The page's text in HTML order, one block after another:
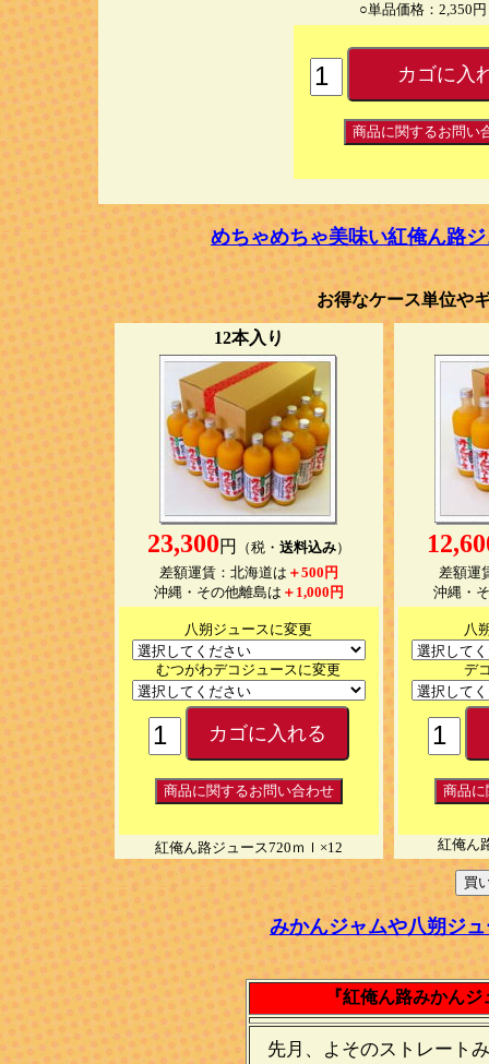
○単品価格：2,350
めちゃめちゃ美味い紅俺ん路
お得なケース単位や
12本入り
23,300円 （税・ 送料込み）
差額運賃：北海道は ＋500円
沖縄・その他離島は ＋1,000円
八朔ジュースに変更
むつがわデコジュースに変更
紅俺ん路ジュース720ｍｌ×12
差額運
沖縄・
八
デ
紅俺ん
みかんジャムや八朔ジ
『紅俺ん路みかん
先月、よそのストレート